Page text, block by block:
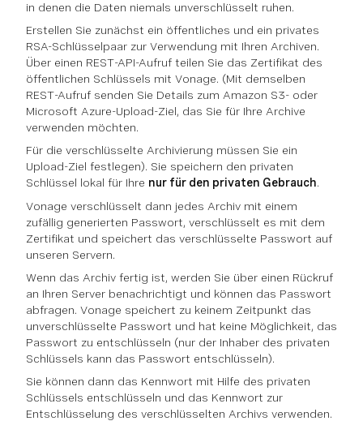
in denen die Daten niemals unverschlüsselt ruhen.
Erstellen Sie zunächst ein öffentliches und ein privates
RSA-Schlüsselpaar zur Verwendung mit Ihren Archiven.
Über einen REST-API-Aufruf teilen Sie das Zertifikat des
öffentlichen Schlüssels mit Vonage. (Mit demselben
REST-Aufruf senden Sie Details zum Amazon S3- oder
Microsoft Azure-Upload-Ziel, das Sie für Ihre Archive
verwenden möchten.
Für die verschlüsselte Archivierung müssen Sie ein
Upload-Ziel festlegen). Sie speichern den privaten
Schlüssel lokal für Ihre nur für den privaten Gebrauch.
Vonage verschlüsselt dann jedes Archiv mit einem
zufällig generierten Passwort, verschlüsselt es mit dem
Zertifikat und speichert das verschlüsselte Passwort auf
unseren Servern.
Wenn das Archiv fertig ist, werden Sie über einen Rückruf
an Ihren Server benachrichtigt und können das Passwort
abfragen. Vonage speichert zu keinem Zeitpunkt das
unverschlüsselte Passwort und hat keine Möglichkeit, das
Passwort zu entschlüsseln (nur der Inhaber des privaten
Schlüssels kann das Passwort entschlüsseln).
Sie können dann das Kennwort mit Hilfe des privaten
Schlüssels entschlüsseln und das Kennwort zur
Entschlüsselung des verschlüsselten Archivs verwenden.